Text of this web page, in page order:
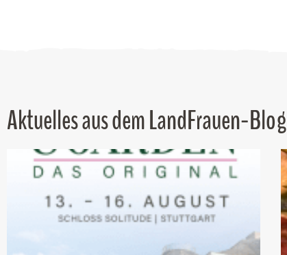
Aktuelles aus dem LandFrauen-Blog